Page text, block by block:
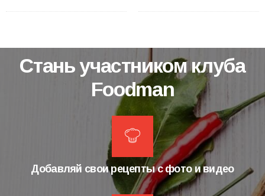
Стань участником клуба
Foodman
Добавляй свои рецепты с фото и видео